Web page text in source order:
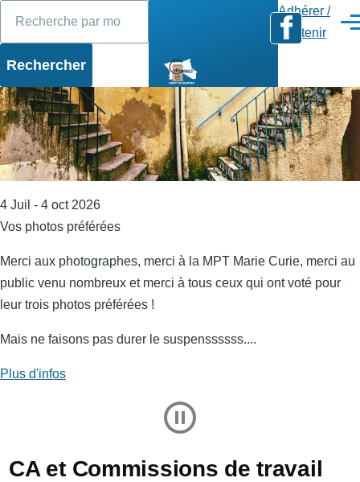
Adhérer /
Soutenir
Diaporama
4 Juil - 4 oct 2026
Vos photos préférées
Merci aux photographes, merci à la MPT Marie Curie, merci au
public venu nombreux et merci à tous ceux qui ont voté pour
leur trois photos préférées !
Mais ne faisons pas durer le suspenssssss....
Plus d'infos
Play and Stop Slideshow
CA et Commissions de travail